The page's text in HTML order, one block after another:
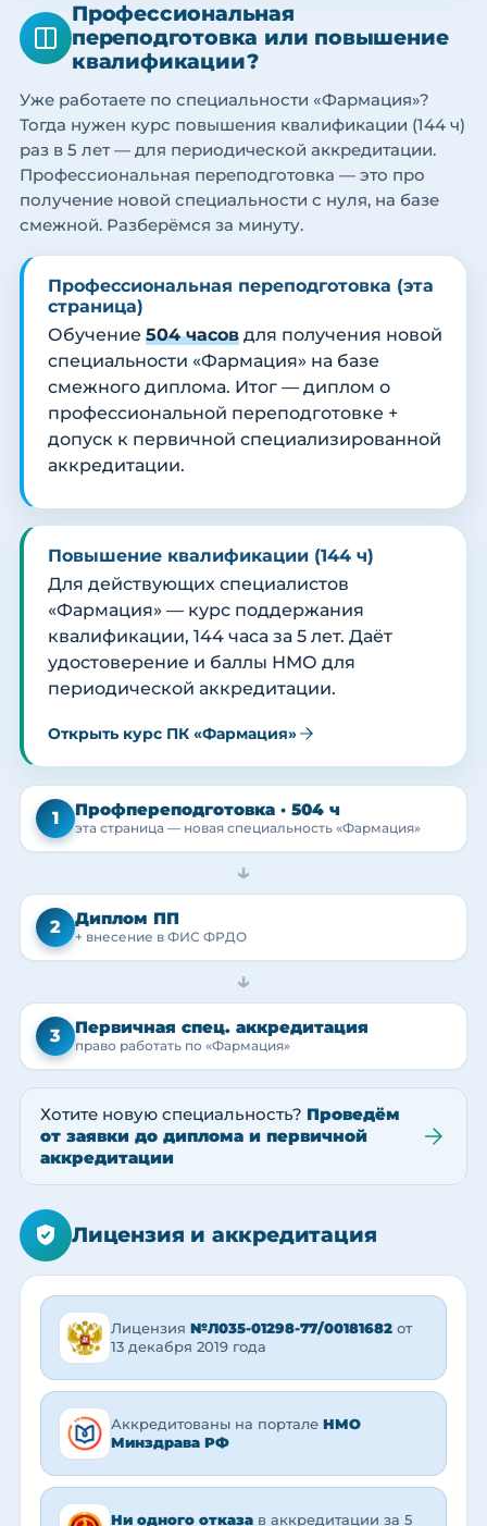
Профессиональная
переподготовка или повышение
квалификации?
Уже работаете по специальности «Фармация»?
Тогда нужен курс повышения квалификации (144 ч)
раз в 5 лет — для периодической аккредитации.
Профессиональная переподготовка — это про
получение новой специальности с нуля, на базе
смежной. Разберёмся за минуту.
Профессиональная переподготовка (эта
страница)
Обучение 504 часов для получения новой
специальности «Фармация» на базе
смежного диплома. Итог — диплом о
профессиональной переподготовке +
допуск к первичной специализированной
аккредитации.
Повышение квалификации (144 ч)
Для действующих специалистов
«Фармация» — курс поддержания
квалификации, 144 часа за 5 лет. Даёт
удостоверение и баллы НМО для
периодической аккредитации.
Открыть курс ПК «Фармация»
1 Профпереподготовка · 504 ч
эта страница — новая специальность «Фармация»
→
2 Диплом ПП
+ внесение в ФИС ФРДО
→
3 Первичная спец. аккредитация
право работать по «Фармация»
Хотите новую специальность? Проведём
от заявки до диплома и первичной
аккредитации
Лицензия и аккредитация
Лицензия №Л035-01298-77/00181682 от
13 декабря 2019 года
Аккредитованы на портале НМО
Минздрава РФ
Ни одного отказа в аккредитации за 5